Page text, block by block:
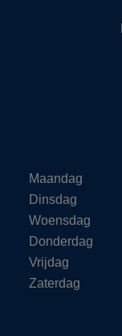
Maandag
Dinsdag
Woensdag
Donderdag
Vrijdag
Zaterdag